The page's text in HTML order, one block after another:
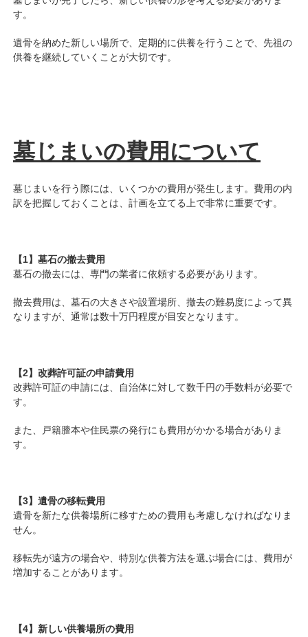
す。
遺骨を納めた新しい場所で、定期的に供養を行うことで、先祖の
供養を継続していくことが大切です。
墓じまいの費用について
墓じまいを行う際には、いくつかの費用が発生します。費用の内
訳を把握しておくことは、計画を立てる上で非常に重要です。
【1】墓石の撤去費用
墓石の撤去には、専門の業者に依頼する必要があります。
撤去費用は、墓石の大きさや設置場所、撤去の難易度によって異
なりますが、通常は数十万円程度が目安となります。
【2】改葬許可証の申請費用
改葬許可証の申請には、自治体に対して数千円の手数料が必要で
す。
また、戸籍謄本や住民票の発行にも費用がかかる場合がありま
す。
【3】遺骨の移転費用
遺骨を新たな供養場所に移すための費用も考慮しなければなりま
せん。
移転先が遠方の場合や、特別な供養方法を選ぶ場合には、費用が
増加することがあります。
【4】新しい供養場所の費用